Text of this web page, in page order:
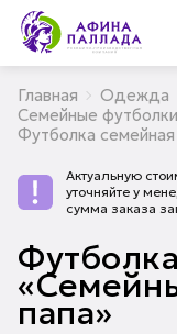
Главная Одежда
Семейные
Футболка
Актуальную
уточняйте у
сумма заказа
папа»